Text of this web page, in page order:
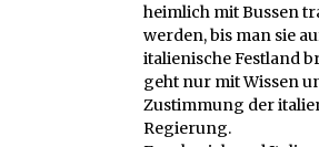
heimlich mit Bussen
werden, bis man sie
italienische Festland
geht nur mit Wissen
Zustimmung der
Regierung.